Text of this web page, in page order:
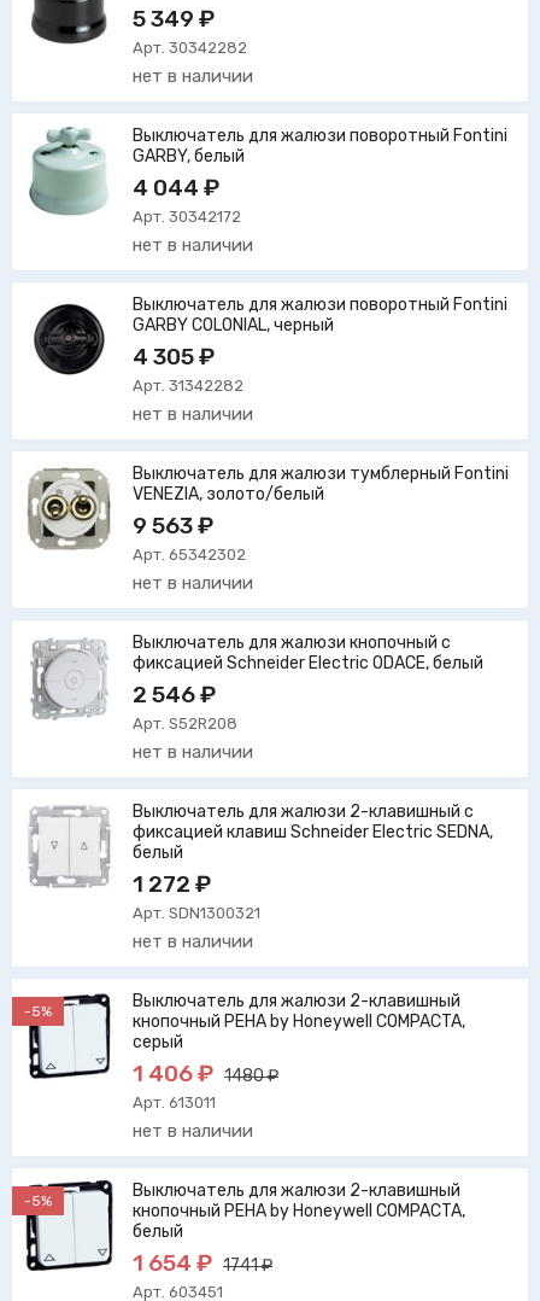
5 349 ₽
Арт. 30342282
нет в наличии
Выключатель для жалюзи поворотный Fontini
GARBY, белый
4 044 ₽
Арт. 30342172
нет в наличии
Выключатель для жалюзи поворотный Fontini
GARBY COLONIAL, черный
4 305 ₽
Арт. 31342282
нет в наличии
Выключатель для жалюзи тумблерный Fontini
VENEZIA, золото/белый
9 563 ₽
Арт. 65342302
нет в наличии
Выключатель для жалюзи кнопочный с
фиксацией Schneider Electric ODACE, белый
2 546 ₽
Арт. S52R208
нет в наличии
Выключатель для жалюзи 2-клавишный с
фиксацией клавиш Schneider Electric SEDNA,
белый
1 272 ₽
Арт. SDN1300321
нет в наличии
-5%
Выключатель для жалюзи 2-клавишный
кнопочный PEHA by Honeywell COMPACTA,
серый
1 406 ₽ 1480 ₽
Арт. 613011
нет в наличии
-5%
Выключатель для жалюзи 2-клавишный
кнопочный PEHA by Honeywell COMPACTA,
белый
1 654 ₽ 1741 ₽
Арт. 603451